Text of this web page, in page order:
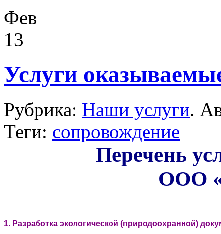
Фев
13
Услуги
Рубрика: Наши услуги.
Теги: сопровождение
Перечень
ООО
1. Разработка экологической (природоохранной)